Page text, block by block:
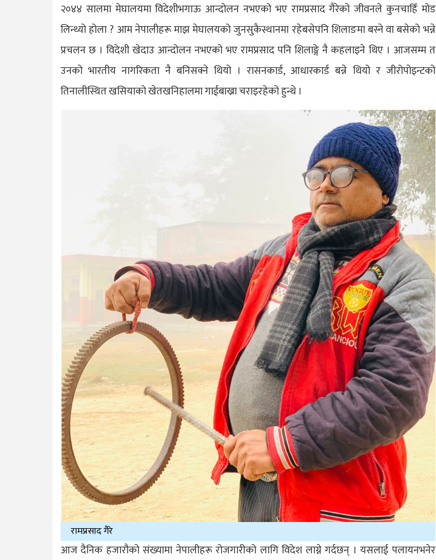
२०४४ सालमा मेघालयमा विदेशीभगाऊ आन्दोलन नभएको भए रामप्रसाद गैरेको जीवनले कुनचाहिँ मोड
लिन्थ्यो होला ? आम नेपालीहरू माझ मेघालयको जुनसुकैस्थानमा रहेबसेपनि शिलाङमा बस्ने वा बसेको भन्ने
प्रचलन छ । विदेशी खेदाउ आन्दोलन नभएको भए रामप्रसाद पनि शिलाङ्गे नै कहलाइने थिए । आजसम्म त
उनको भारतीय नागरिकता नै बनिसक्ने थियो । रासनकार्ड, आधारकार्ड बन्ने थियो र जीरोपोइन्टको
तिनालीस्थित खसियाको खेतखनिहालमा गाईबाख्रा चराइरहेको हुन्थे ।
रामप्रसाद गैरे
आज दैनिक हजारौको संख्यामा नेपालीहरू रोजगारीको लागि विदेश लाग्ने गर्दछन् । यसलाई पलायनभनेर